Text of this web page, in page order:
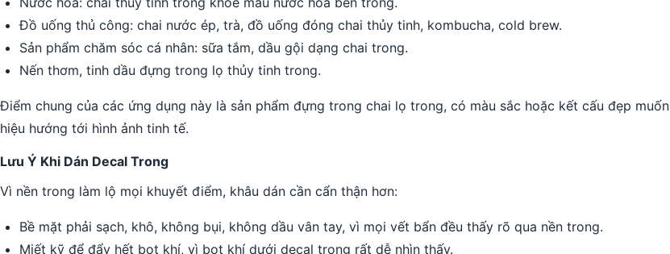
Đồ uống thủ công: chai nước ép, trà, đồ uống đóng chai thủy tinh, kombucha, cold brew.
Sản phẩm chăm sóc cá nhân: sữa tắm, dầu gội dạng chai trong.
Nến thơm, tinh dầu đựng trong lọ thủy tinh trong.
Điểm chung của các ứng dụng này là sản phẩm đựng trong chai lọ trong, có màu sắc hoặc kết cấu đẹp
hiệu hướng tới hình ảnh tinh tế.
Lưu Ý Khi Dán Decal Trong
Vì nền trong làm lộ mọi khuyết điểm, khâu dán cần cẩn thận hơn:
Bề mặt phải sạch, khô, không bụi, không dầu vân tay, vì mọi vết bẩn đều thấy rõ qua nền trong.
Miết kỹ để đẩy hết bọt khí, vì bọt khí dưới decal trong rất dễ nhìn thấy.